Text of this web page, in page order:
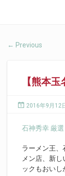
← Previous
【熊本玉
2016年9月12
石神秀幸 厳
ラーメン王、
メン店、新
ックもおい